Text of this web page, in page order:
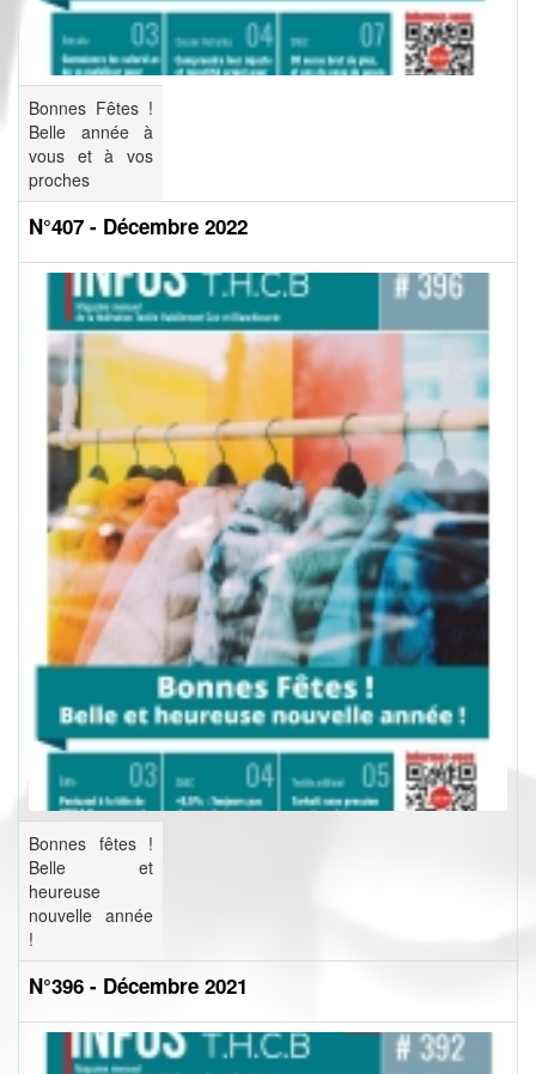
Bonnes Fêtes !
Belle année à
vous et à vos
proches
N°407 - Décembre 2022
Bonnes fêtes !
Belle et
heureuse
nouvelle année
!
N°396 - Décembre 2021